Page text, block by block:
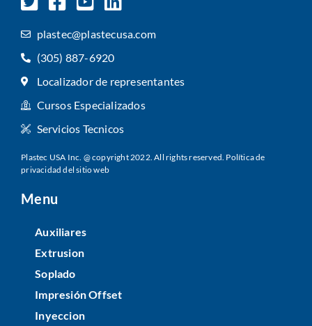
plastec@plastecusa.com
(305) 887-6920
Localizador de representantes
Cursos Especializados
Servicios Tecnicos
Plastec USA Inc. @ copyright 2022. All rights reserved. Política de
privacidad del sitio web
Menu
Auxiliares
Extrusion
Soplado
Impresión Offset
Inyeccion